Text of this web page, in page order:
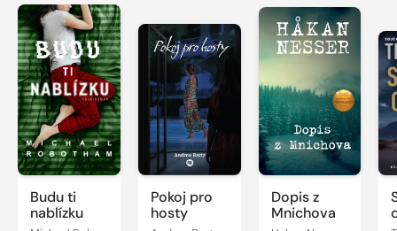
Budu ti
nablízku
Pokoj pro
hosty
Dopis z
Mnichova